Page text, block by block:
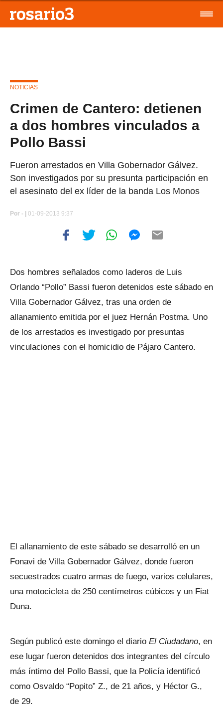
NOTICIAS
Crimen de Cantero: detienen
a dos hombres vinculados a
Pollo Bassi
Fueron arrestados en Villa Gobernador Gálvez.
Son investigados por su presunta participación en
el asesinato del ex líder de la banda Los Monos
Por - | 01-09-2013 9:37
Dos hombres señalados como laderos de Luis
Orlando “Pollo” Bassi fueron detenidos este sábado en
Villa Gobernador Gálvez, tras una orden de
allanamiento emitida por el juez Hernán Postma. Uno
de los arrestados es investigado por presuntas
vinculaciones con el homicidio de Pájaro Cantero.
El allanamiento de este sábado se desarrolló en un
Fonavi de Villa Gobernador Gálvez, donde fueron
secuestrados cuatro armas de fuego, varios celulares,
una motocicleta de 250 centímetros cúbicos y un Fiat
Duna.
Según publicó este domingo el diario El Ciudadano, en
ese lugar fueron detenidos dos integrantes del círculo
más íntimo del Pollo Bassi, que la Policía identificó
como Osvaldo “Popito” Z., de 21 años, y Héctor G.,
de 29.